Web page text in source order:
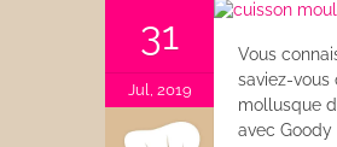
31
Jul, 2019
Vous
saviez-vous
mollusque
avec Goody